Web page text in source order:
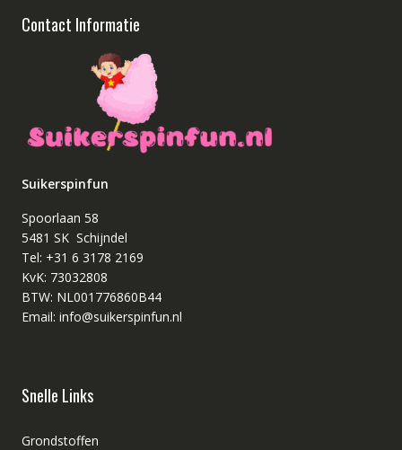
Contact Informatie
Suikerspinfun
Spoorlaan 58
5481 SK Schijndel
Tel: +31 6 3178 2169
KvK: 73032808
BTW: NL001776860B44
Email: info@suikerspinfun.nl
Snelle Links
Grondstoffen